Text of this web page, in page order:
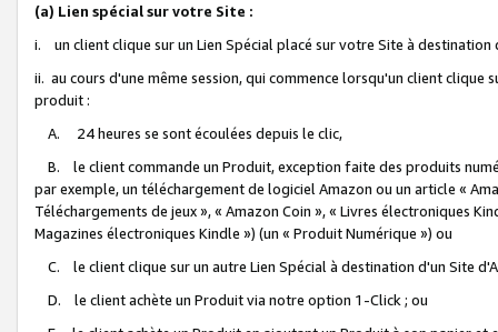
(a) Lien spécial sur votre Site :
i. un client clique sur un Lien Spécial placé sur votre Site à destination
ii. au cours d'une même session, qui commence lorsqu'un client
produit :
A. 24 heures se sont écoulées depuis le clic,
B. le client commande un Produit, exception faite des produits
par exemple, un téléchargement de logiciel Amazon ou un article «
Téléchargements de jeux », « Amazon Coin », « Livres électroniques
Magazines électroniques Kindle ») (un « Produit Numérique ») ou
C. le client clique sur un autre Lien Spécial à destination d'un Site
D. le client achète un Produit via notre option 1-Click ; ou